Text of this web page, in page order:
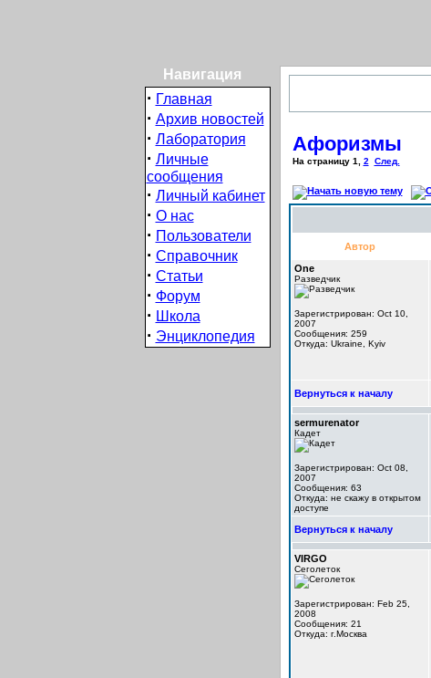
Навигация
· Главная
· Архив новостей
· Лаборатория
· Личные
сообщения
· Личный кабинет
· О нас
· Пользователи
· Справочник
· Статьи
· Форум
· Школа
· Энциклопедия
Афоризмы
На страницу 1 2 След.
Автор
One
Разведчик
Зарегистрирован: Oct 10,
2007
Сообщения: 259
Откуда: Ukraine, Kyiv
Вернуться к началу
sermurenator
Кадет
Зарегистрирован: Oct 08,
2007
Сообщения: 63
Откуда: не скажу в открытом
доступе
Вернуться к началу
VIRGO
Сеголеток
Зарегистрирован: Feb 25,
2008
Сообщения: 21
Откуда: г.Москва